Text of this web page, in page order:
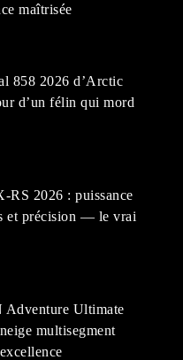
maîtrisée
858 2026 d’Arctic
d’un félin qui mord
RS 2026 : puissance
et précision — le vrai
Adventure Ultimate
multisegment